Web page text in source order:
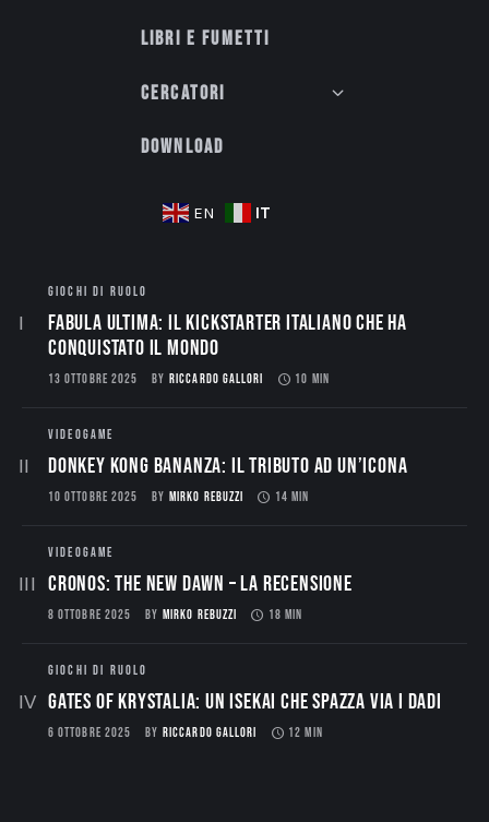
Libri e fumetti
Cercatori
Download
EN IT
GIOCHI DI RUOLO
Fabula Ultima: il Kickstarter italiano che ha
conquistato il mondo
13 OTTOBRE 2025 BY RICCARDO GALLORI 10 MIN
VIDEOGAME
Donkey Kong Bananza: Il Tributo ad un’Icona
10 OTTOBRE 2025 BY MIRKO REBUZZI 14 MIN
VIDEOGAME
CRONOS: THE NEW DAWN – La Recensione
8 OTTOBRE 2025 BY MIRKO REBUZZI 18 MIN
GIOCHI DI RUOLO
Gates of Krystalia: Un Isekai che spazza via i dadi
6 OTTOBRE 2025 BY RICCARDO GALLORI 12 MIN